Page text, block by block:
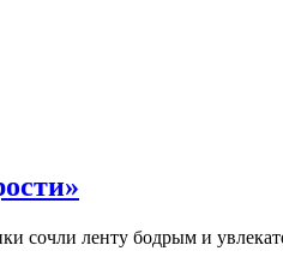
сочли ленту бодрым и